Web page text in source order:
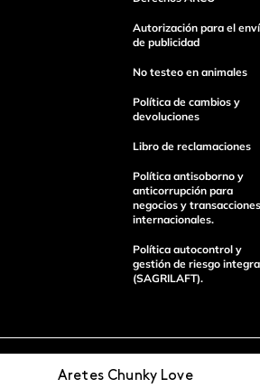
Aretes Chunky Love
Enviar Comentario
Autorización para el
de publicidad
No testeo en animales
Política de cambios y
devoluciones
Libro de reclamaciones
Política antisoborno y
anticorrupción para
negocios y transacciones
internacionales.
Política autocontrol y
gestión de riesgo
(SAGRILAFT).
Pagos 100%
Entregas a todo